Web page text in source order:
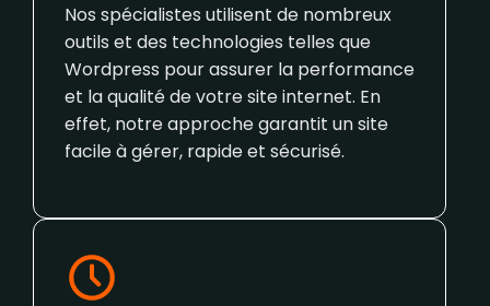
Nos spécialistes utilisent de nombreux
outils et des technologies telles que
Wordpress pour assurer la performance
et la qualité de votre site internet. En
effet, notre approche garantit un site
facile à gérer, rapide et sécurisé.